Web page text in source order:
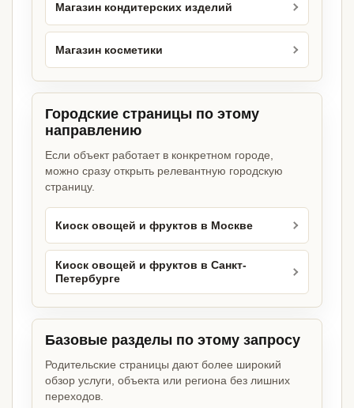
Магазин кондитерских изделий
Магазин косметики
Городские страницы по этому
направлению
Если объект работает в конкретном городе,
можно сразу открыть релевантную городскую
страницу.
Киоск овощей и фруктов в Москве
Киоск овощей и фруктов в Санкт-
Петербурге
Базовые разделы по этому запросу
Родительские страницы дают более широкий
обзор услуги, объекта или региона без лишних
переходов.